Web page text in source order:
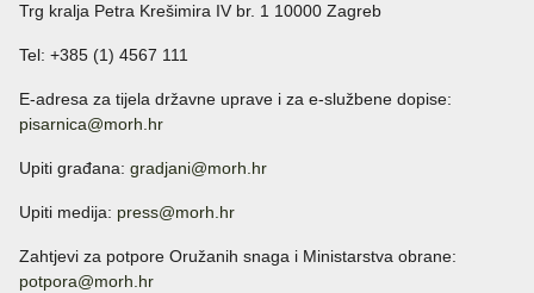
Trg kralja Petra Krešimira IV br. 1 10000 Zagreb
Tel: +385 (1) 4567 111
E-adresa za tijela državne uprave i za e-službene dopise:
pisarnica@morh.hr
Upiti građana: gradjani@morh.hr
Upiti medija: press@morh.hr
Zahtjevi za potpore Oružanih snaga i Ministarstva obrane:
potpora@morh.hr